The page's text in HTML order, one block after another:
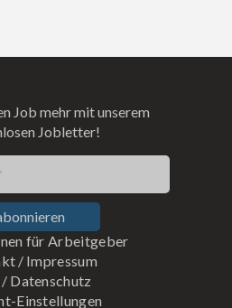
für Arbeitgeber
/ Impressum
/ Datenschutz
Einstellungen
Job mehr mit unserem
Jobletter!